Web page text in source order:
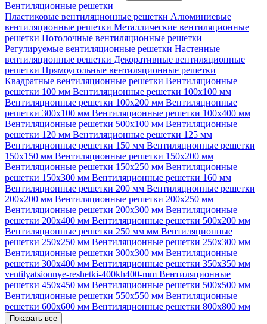
Вентиляционные решетки
Пластиковые вентиляционные решетки Алюминиевые
вентиляционные решетки Металлические вентиляционные
решетки Потолочные вентиляционные решетки
Регулируемые вентиляционные решетки Настенные
вентиляционные решетки Декоративные вентиляционные
решетки Прямоугольные вентиляционные решетки
Квадратные вентиляционные решетки Вентиляционные
решетки 100 мм Вентиляционные решетки 100х100 мм
Вентиляционные решетки 100х200 мм Вентиляционные
решетки 300х100 мм Вентиляционные решетки 100х400 мм
Вентиляционные решетки 500х100 мм Вентиляционные
решетки 120 мм Вентиляционные решетки 125 мм
Вентиляционные решетки 150 мм Вентиляционные решетки
150х150 мм Вентиляционные решетки 150х200 мм
Вентиляционные решетки 150х250 мм Вентиляционные
решетки 150х300 мм Вентиляционные решетки 160 мм
Вентиляционные решетки 200 мм Вентиляционные решетки
200х200 мм Вентиляционные решетки 200х250 мм
Вентиляционные решетки 200х300 мм Вентиляционные
решетки 200х400 мм Вентиляционные решетки 500х200 мм
Вентиляционные решетки 250 мм мм Вентиляционные
решетки 250х250 мм Вентиляционные решетки 250х300 мм
Вентиляционные решетки 300х300 мм Вентиляционные
решетки 300х400 мм Вентиляционные решетки 350х350 мм
ventilyatsionnye-reshetki-400kh400-mm Вентиляционные
решетки 450х450 мм Вентиляционные решетки 500х500 мм
Вентиляционные решетки 550х550 мм Вентиляционные
решетки 600х600 мм Вентиляционные решетки 800х800 мм
Показать все